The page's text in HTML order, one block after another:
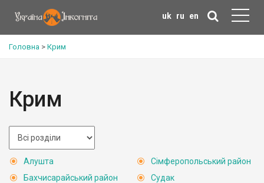
uk ru en
Головна > Крим
Крим
Алушта
Бахчисарайський район
Сімферопольський район
Судак